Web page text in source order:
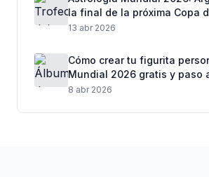
la final de la próxima Copa
13 abr 2026
Cómo crear tu figurita
Mundial 2026 gratis y paso
8 abr 2026